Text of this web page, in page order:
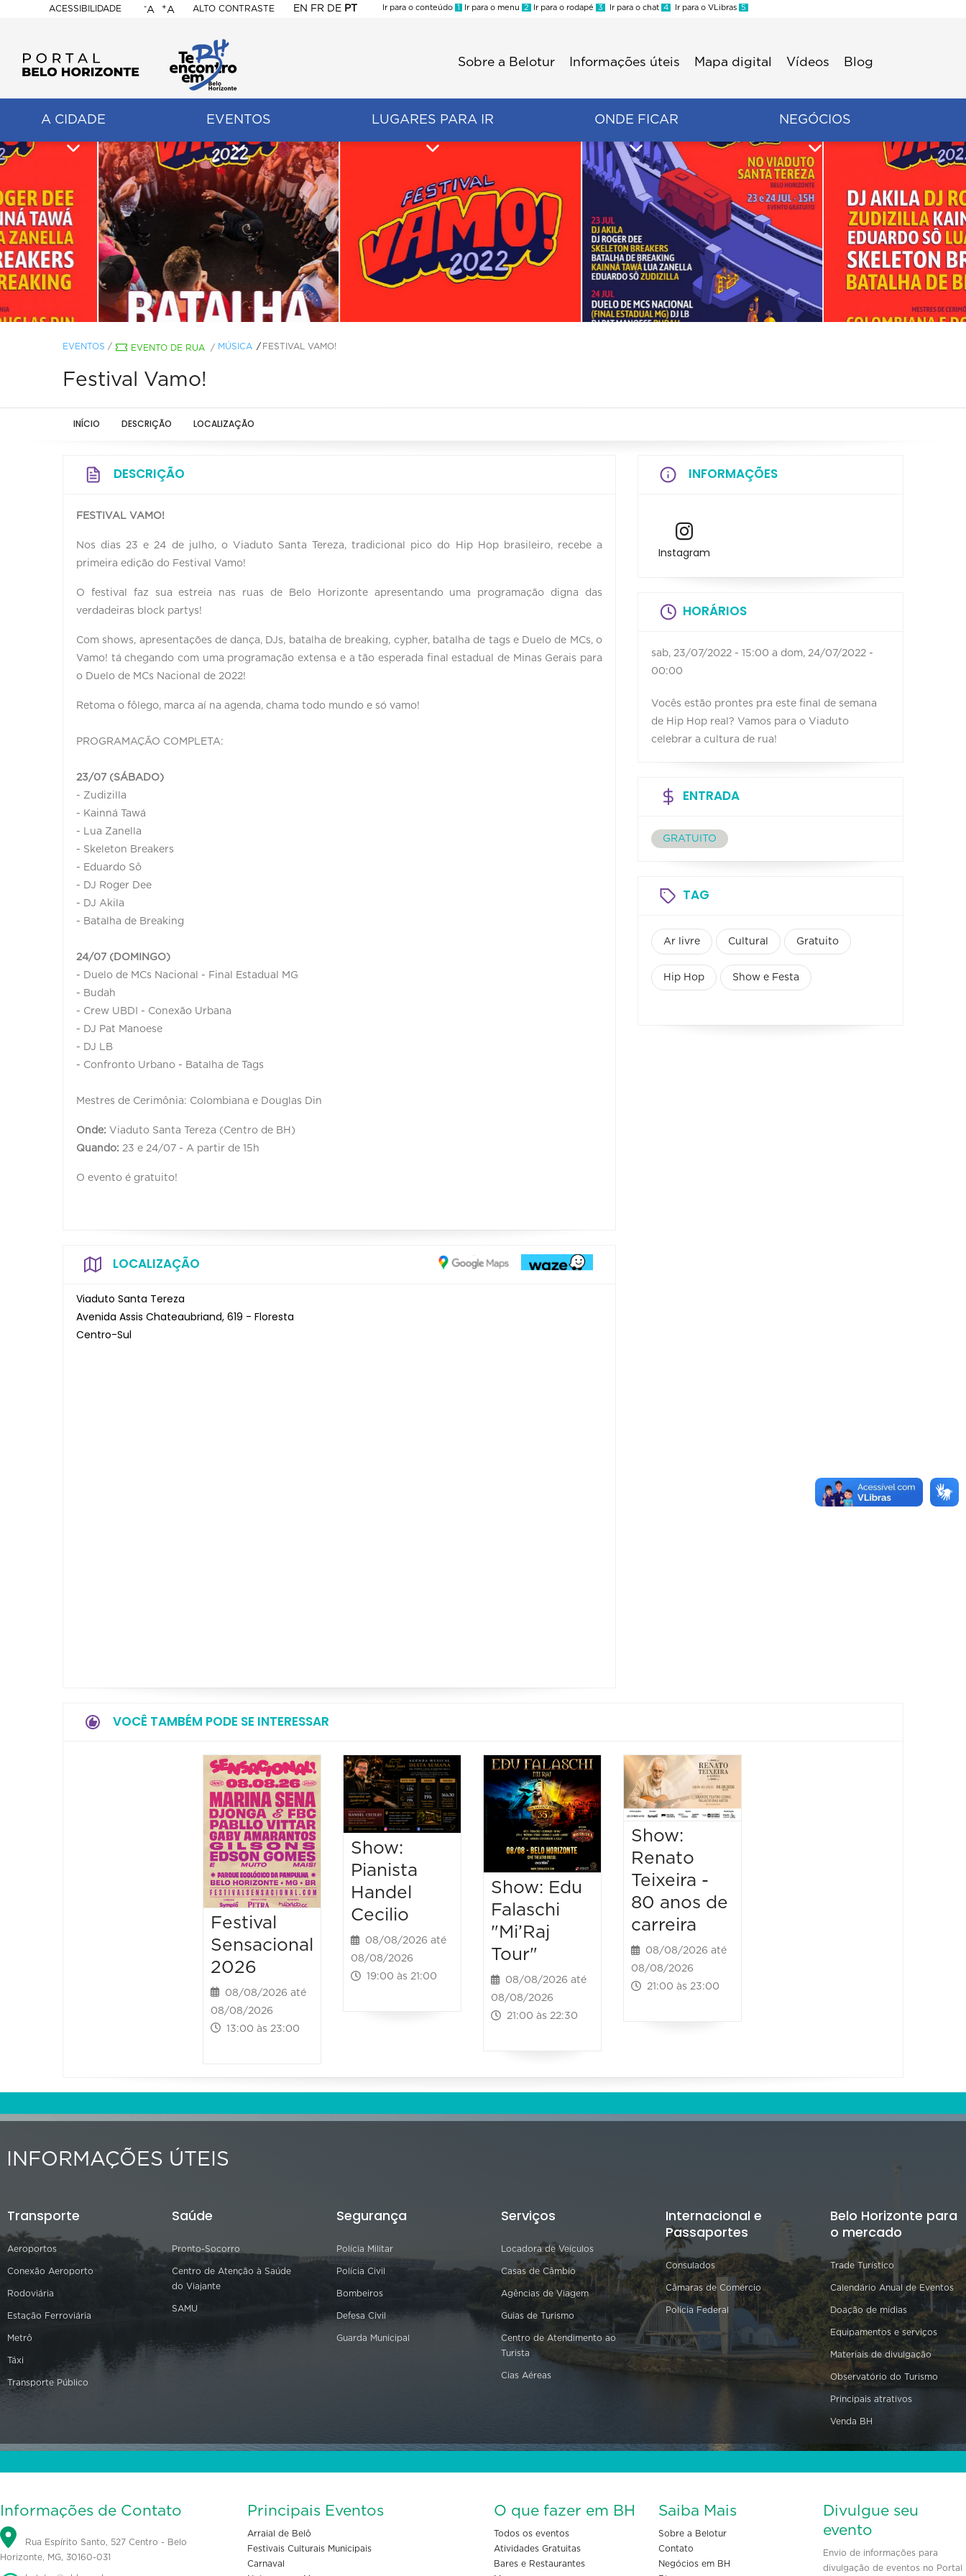
ACESSIBILIDADE
BELO
HORIZONTE
-A +A ALTO CONTRASTE EN FR DE PT
Ir para o conteúdo 1 Ir para o menu 2 Ir para o rodapé 3 Ir para o chat 4 Ir para o VLibras 5
Sobre a Belotur Informações úteis Mapa digital Vídeos Blog
A CIDADE EVENTOS LUGARES PARA IR ONDE FICAR NEGÓCIOS
EVENTOS / EVENTO DE RUA / MÚSICA FESTIVAL VAMO!
Festival Vamo!
INÍCIO DESCRIÇÃO LOCALIZAÇÃO
DESCRIÇÃO
FESTIVAL VAMO!
Nos dias 23 e 24 de julho, o Viaduto Santa Tereza, tradicional pico do Hip Hop brasileiro, recebe a
primeira edição do Festival Vamo!
O festival faz sua estreia nas ruas de Belo Horizonte apresentando uma programação digna das
verdadeiras block partys!
Com shows, apresentações de dança, DJs, batalha de breaking, cypher, batalha de tags e Duelo de MCs, o
Vamo! tá chegando com uma programação extensa e a tão esperada final estadual de Minas Gerais para
o Duelo de MCs Nacional de 2022!
Retoma o fôlego, marca aí na agenda, chama todo mundo e só vamo!
PROGRAMAÇÃO COMPLETA:
23/07 (SÁBADO)
- Zudizilla
- Kainná Tawá
- Lua Zanella
- Skeleton Breakers
- Eduardo Sô
- DJ Roger Dee
- DJ Akila
- Batalha de Breaking
24/07 (DOMINGO)
- Duelo de MCs Nacional - Final Estadual MG
- Budah
- Crew UBDI - Conexão Urbana
- DJ Pat Manoese
- DJ LB
- Confronto Urbano - Batalha de Tags
Mestres de Cerimônia: Colombiana e Douglas Din
Onde: Viaduto Santa Tereza (Centro de BH)
Quando: 23 e 24/07 - A partir de 15h
O evento é gratuito!
LOCALIZAÇÃO
Viaduto Santa Tereza
Avenida Assis Chateaubriand, 619 - Floresta
Centro-Sul
INFORMAÇÕES
Instagram
HORÁRIOS
sab, 23/07/2022 - 15:00 a dom, 24/07/2022 -
00:00
Vocês estão prontes pra este final de semana
de Hip Hop real? Vamos para o Viaduto
celebrar a cultura de rua!
ENTRADA
GRATUITO
TAG
Ar livre Cultural Gratuito
Hip Hop Show e Festa
VOCÊ TAMBÉM PODE SE INTERESSAR
Festival
Sensacional
2026
08/08/2026 até
08/08/2026
13:00 às 23:00
Show:
Pianista
Handel
Cecilio
08/08/2026 até
08/08/2026
19:00 às 21:00
Show: Edu
Falaschi
"Mi’Raj
Tour"
08/08/2026 até
08/08/2026
21:00 às 22:30
Show:
Renato
Teixeira -
80 anos de
carreira
08/08/2026 até
08/08/2026
21:00 às 23:00
INFORMAÇÕES ÚTEIS
Transporte
Aeroportos
Conexão Aeroporto
Rodoviária
Estação Ferroviária
Metrô
Táxi
Transporte Público
Saúde
Pronto-Socorro
Centro de Atenção à Saúde
do Viajante
SAMU
Segurança
Polícia Militar
Polícia Civil
Bombeiros
Defesa Civil
Guarda Municipal
Serviços
Locadora de Veículos
Casas de Câmbio
Agências de Viagem
Guias de Turismo
Centro de Atendimento ao
Turista
Cias Aéreas
Internacional e
Passaportes
Consulados
Câmaras de Comércio
Polícia Federal
Belo Horizonte para
o mercado
Trade Turístico
Calendário Anual de Eventos
Doação de mídias
Equipamentos e serviços
Materiais de divulgação
Observatório do Turismo
Principais atrativos
Venda BH
Informações de Contato
Rua Espírito Santo, 527 Centro - Belo
Horizonte, MG, 30160-031
Principais Eventos
Arraial de Belô
Festivais Culturais Municipais
Carnaval
O que fazer em BH
Todos os eventos
Atividades Gratuitas
Bares e Restaurantes
Saiba Mais
Sobre a Belotur
Contato
Negócios em BH
Divulgue seu
evento
Envio de informações para
divulgação de eventos no Portal